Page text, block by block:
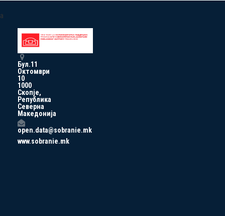
a
Бул.11
Октомври
10
1000
Скопје,
Република
Северна
Македонија
open.data@sobranie.mk
www.sobranie.mk